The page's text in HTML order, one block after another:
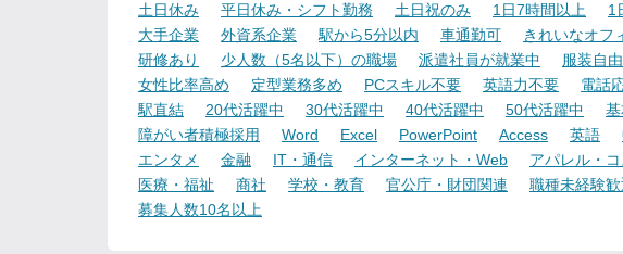
土日休み
平日休み・シフト勤務 土日祝のみ 1日7時間以上 1
大手企業
外資系企業 駅から5分以内 車通勤可 きれいなオフ
研修あり
少人数（5名以下）の職場 派遣社員が就業中 服装自
女性比率高め
定型業務多め PCスキル不要 英語力不要 電話
駅直結
20代活躍中 30代活躍中 40代活躍中 50代活躍中
障がい者積極採用
Word Excel PowerPoint Access 英語
エンタメ
金融 IT・通信 インターネット・Web アパレル・コ
医療・福祉
商社 学校・教育 官公庁・財団関連 職種未経験歓
募集人数10名以上